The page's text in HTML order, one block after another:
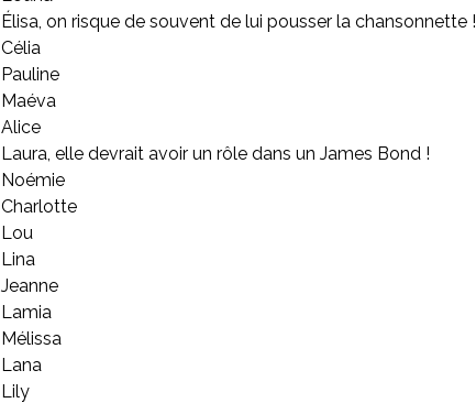
Élisa, on risque de souvent de lui pousser la chansonnette !
Célia
Pauline
Maéva
Alice
Laura, elle devrait avoir un rôle dans un James Bond !
Noémie
Charlotte
Lou
Lina
Jeanne
Lamia
Mélissa
Lana
Lily